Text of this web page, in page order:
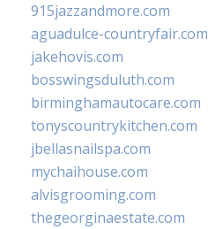
915jazzandmore.com
aguadulce-countryfair.com
jakehovis.com
bosswingsduluth.com
birminghamautocare.com
tonyscountrykitchen.com
jbellasnailspa.com
mychaihouse.com
alvisgrooming.com
thegeorginaestate.com